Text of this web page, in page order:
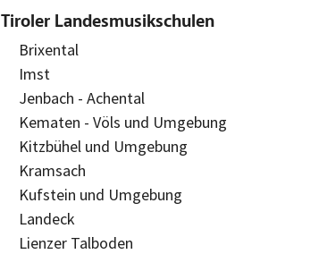
Tiroler Landesmusikschulen
Brixental
Imst
Jenbach - Achental
Kematen - Völs und Umgebung
Kitzbühel und Umgebung
Kramsach
Kufstein und Umgebung
Landeck
Lienzer Talboden